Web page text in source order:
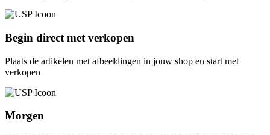
Begin direct met verkopen
Plaats de artikelen met afbeeldingen in jouw shop en start met
verkopen
Morgen